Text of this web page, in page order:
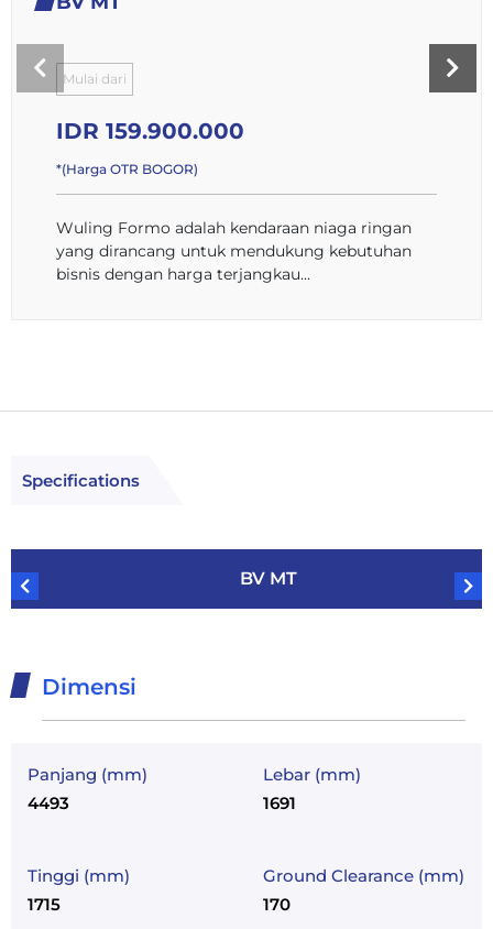
Mulai dari
IDR 159.900.000
*(Harga OTR BOGOR)
Wuling Formo adalah kendaraan niaga ringan
yang dirancang untuk mendukung kebutuhan
bisnis dengan harga terjangkau...
Specifications
BV MT
Dimensi
Panjang (mm)
4493
Lebar (mm)
1691
Tinggi (mm)
1715
Ground Clearance (mm)
170